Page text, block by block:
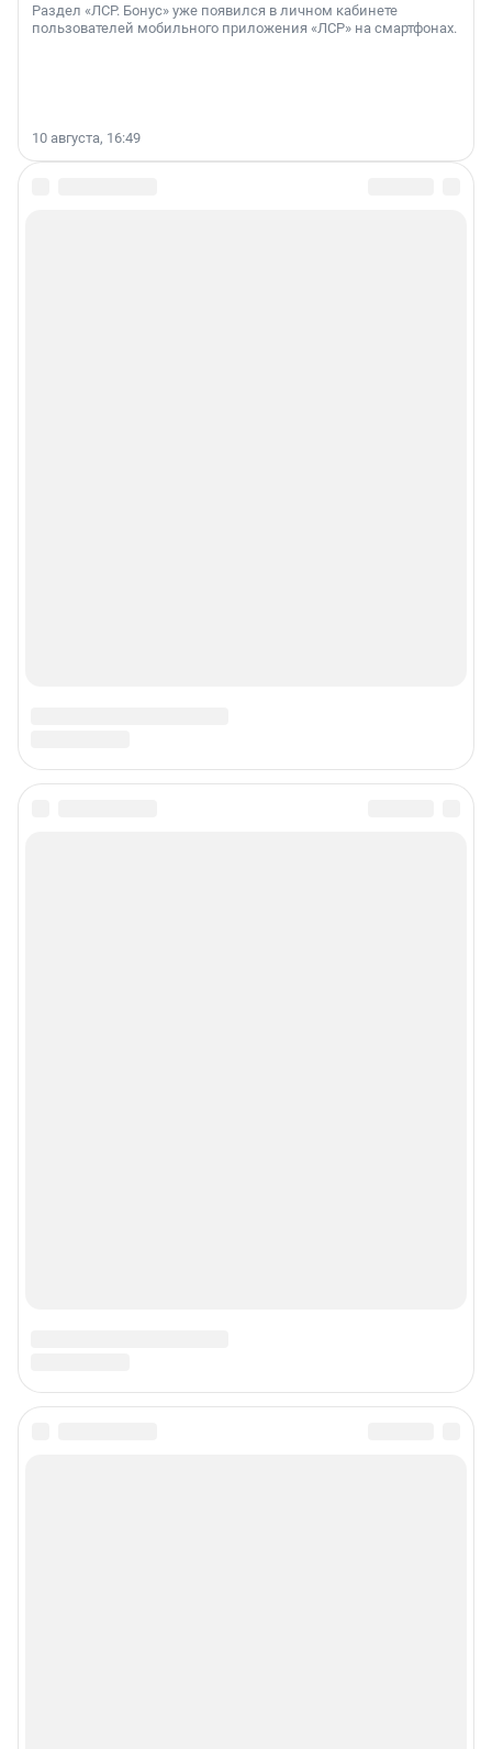
Раздел «ЛСР. Бонус» уже появился в личном кабинете
пользователей мобильного приложения «ЛСР» на смартфонах.
10 августа, 16:49